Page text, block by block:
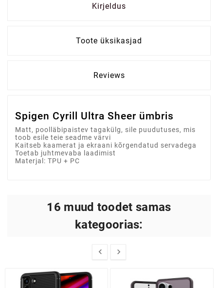
Kirjeldus
Toote üksikasjad
Reviews
Spigen Cyrill Ultra Sheer ümbris
Matt, poolläbipaistev tagakülg, sile puudutuses, mis
toob esile teie seadme värvi
Kaitseb kaamerat ja ekraani kõrgendatud servadega
Toetab juhtmevaba laadimist
Materjal: TPU + PC
16 muud toodet samas
kategoorias:
 